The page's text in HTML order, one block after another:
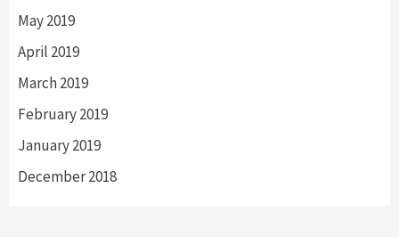
May 2019
April 2019
March 2019
February 2019
January 2019
December 2018